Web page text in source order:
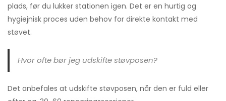
plads, før du lukker stationen igen. Det er en hurtig og
hygiejnisk proces uden behov for direkte kontakt med
støvet.
Hvor ofte bør jeg udskifte støvposen?
Det anbefales at udskifte støvposen, når den er fuld eller